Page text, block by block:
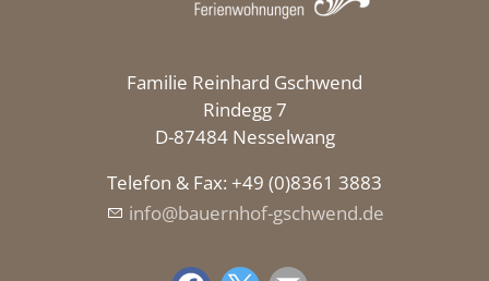
Familie Reinhard Gschwend
Rindegg 7
D-87484 Nesselwang
Telefon & Fax: +49 (0)8361 3883
nf
b rnh f-gschw nd d